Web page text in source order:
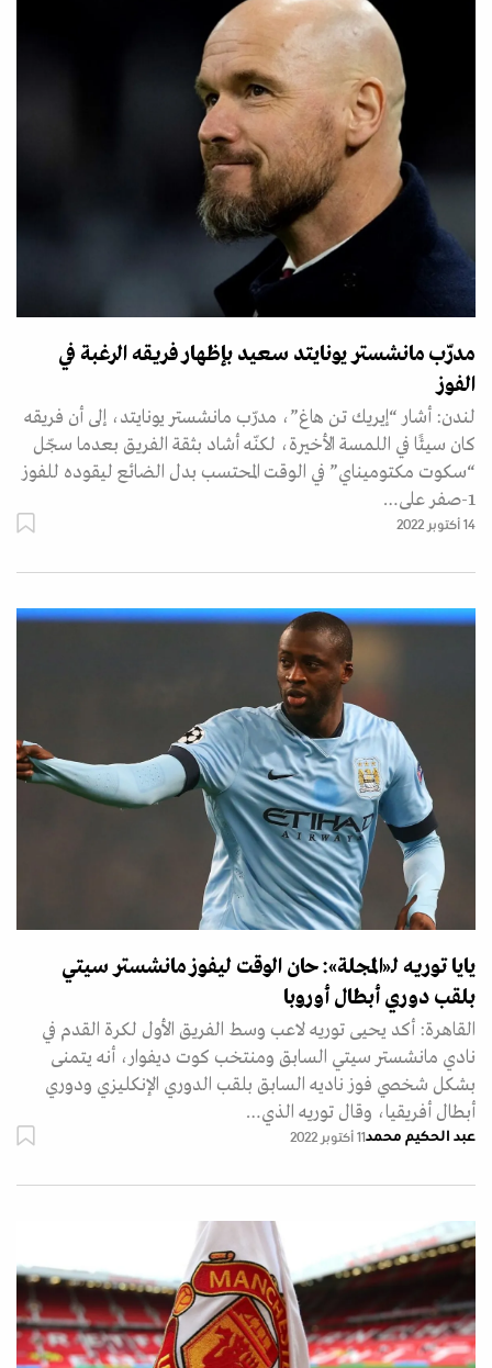
مدرّب مانشستر يونايتد سعيد بإظهار فريقه الرغبة في
الفوز
لندن: أشار “إيريك تن هاغ”، مدرّب مانشستر يونايتد، إلى أن فريقه
كان سيئًا في اللمسة الأخيرة، لكنّه أشاد بثقة الفريق بعدما سجّل
“سكوت مكتوميناي” في الوقت المحتسب بدل الضائع ليقوده للفوز
1-صفر على…
14 أكتوبر 2022
يايا توريه لـ«المجلة»: حان الوقت ليفوز مانشستر سيتي
بلقب دوري أبطال أوروبا
القاهرة: أكد يحيى توريه لاعب وسط الفريق الأول لكرة القدم في
نادي مانشستر سيتي السابق ومنتخب كوت ديفوار، أنه يتمنى
بشكل شخصي فوز ناديه السابق بلقب الدوري الإنكليزي ودوري
أبطال أفريقيا، وقال توريه الذي…
عبد الحكيم محمد11 أكتوبر 2022